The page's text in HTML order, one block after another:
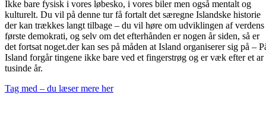
Ikke bare fysisk i vores løbesko, i vores biler men også mentalt og
kulturelt. Du vil på denne tur få fortalt det særegne Islandske historie
der kan trækkes langt tilbage – du vil høre om udviklingen af verdens
første demokrati, og selv om det efterhånden er nogen år siden, så er
det fortsat noget.der kan ses på måden at Island organiserer sig på –
Island forgår tingene ikke bare ved et fingerstrøg og er væk efter et ar
tusinde år.
Tag med – du læser mere her